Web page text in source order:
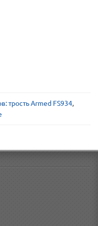
трость Armed FS934,